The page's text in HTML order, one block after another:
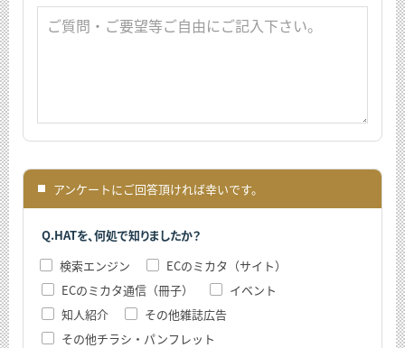
■ アンケートにご回答頂ければ幸いです。
Q.HATを、何処で知りましたか？
検索エンジン
ECのミカタ（サイト）
ECのミカタ通信（冊子）
イベント
知人紹介
その他雑誌広告
その他チラシ・パンフレット